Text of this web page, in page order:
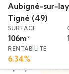
Aubigné-sur-
Tigné (49)
SURFACE
106m²
RENTABILITÉ
6.34%
Aperçu